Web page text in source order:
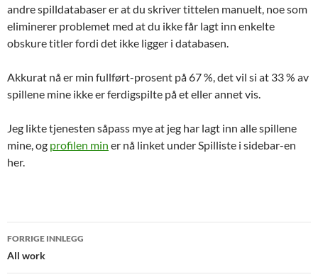
andre spilldatabaser er at du skriver tittelen manuelt, noe som
eliminerer problemet med at du ikke får lagt inn enkelte
obskure titler fordi det ikke ligger i databasen.
Akkurat nå er min fullført-prosent på 67 %, det vil si at 33 % av
spillene mine ikke er ferdigspilte på et eller annet vis.
Jeg likte tjenesten såpass mye at jeg har lagt inn alle spillene
mine, og profilen min er nå linket under Spilliste i sidebar-en
her.
Innleggsnavigasjon
FORRIGE INNLEGG
All work